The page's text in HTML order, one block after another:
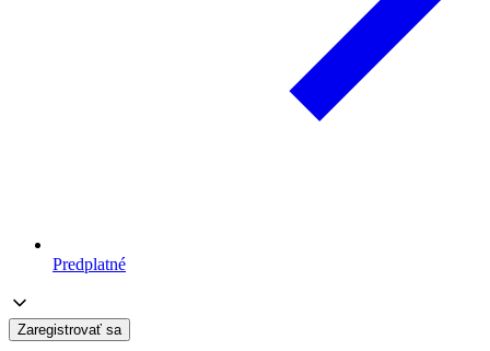
Predplatné
Zaregistrovať sa